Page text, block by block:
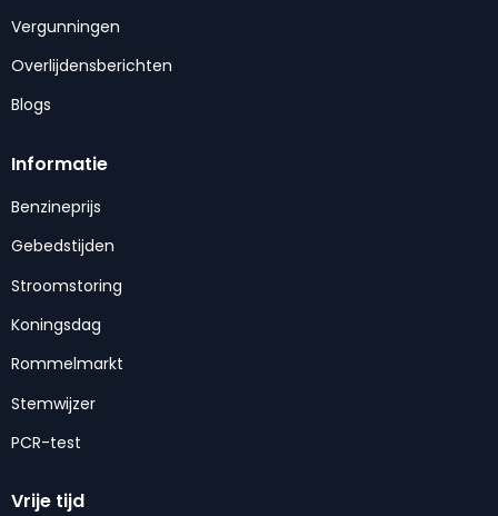
Vergunningen
Overlijdensberichten
Blogs
Informatie
Benzineprijs
Gebedstijden
Stroomstoring
Koningsdag
Rommelmarkt
Stemwijzer
PCR-test
Vrije tijd